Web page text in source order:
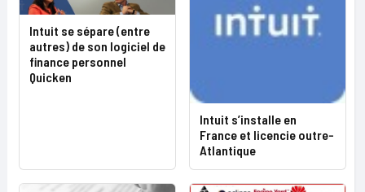
Intuit se sépare (entre
autres) de son logiciel de
finance personnel
Quicken
Intuit s’installe en
France et licencie outre-
Atlantique